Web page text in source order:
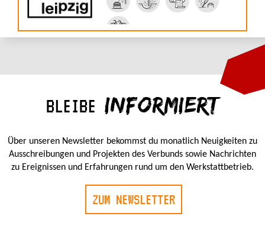
BLEIBE INFORMIERT
Über unseren Newsletter bekommst du monatlich Neuigkeiten zu
Ausschreibungen und Projekten des Verbunds sowie Nachrichten
zu Ereignissen und Erfahrungen rund um den Werkstattbetrieb.
ZUM NEWSLETTER